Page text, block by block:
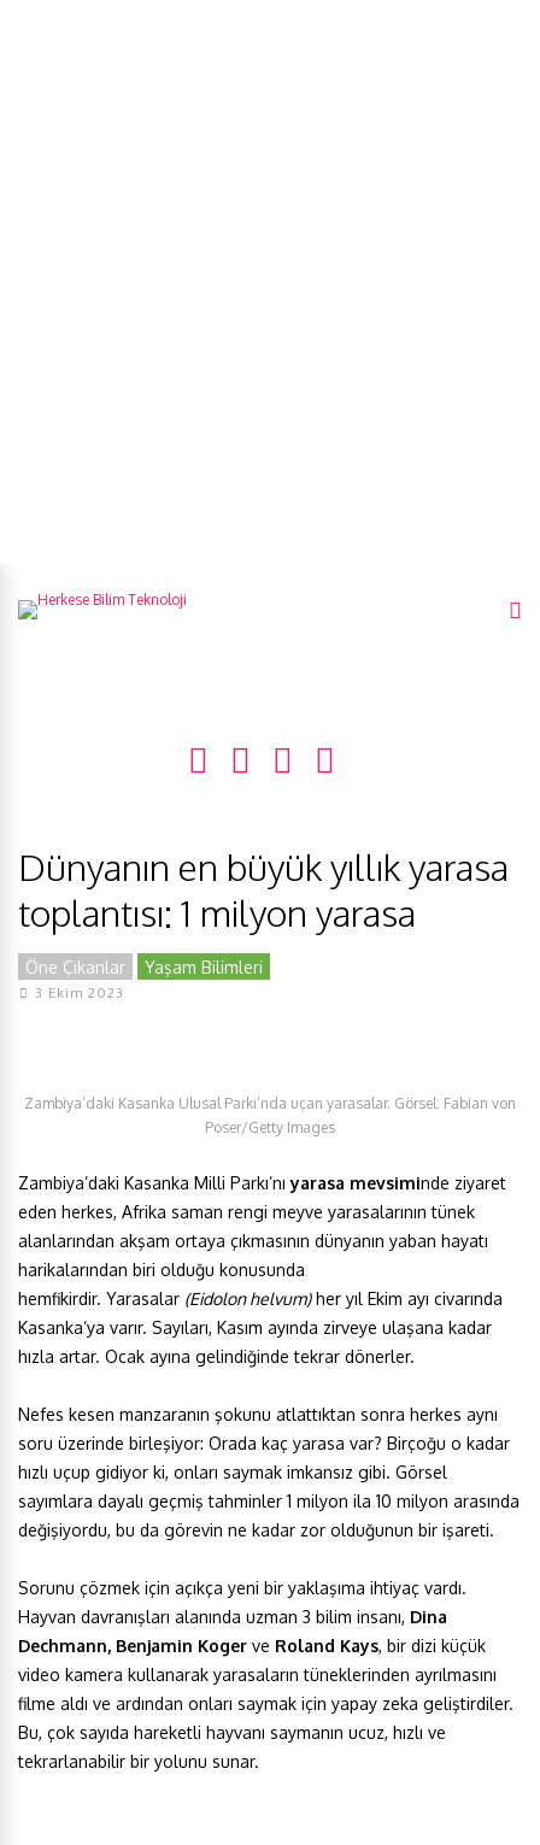
Dünyanın en büyük yıllık yarasa
toplantısı: 1 milyon yarasa
Öne Çıkanlar Yaşam Bilimleri
3 Ekim 2023
Zambiya’daki Kasanka Ulusal Parkı’nda uçan yarasalar. Görsel: Fabian von
Poser/Getty Images
Zambiya’daki Kasanka Milli Parkı’nıyarasa mevsiminde ziyaret
eden herkes, Afrika saman rengi meyve yarasalarının tünek
alanlarından akşam ortaya çıkmasının dünyanın yaban hayatı
harikalarından biri olduğu konusunda
hemfikirdir. Yarasalar (Eidolon helvum)her yıl Ekim ayı civarında
Kasanka’ya varır. Sayıları, Kasım ayında zirveye ulaşana kadar
hızla artar. Ocak ayına gelindiğinde tekrar dönerler.
Nefes kesen manzaranın şokunu atlattıktan sonra herkes aynı
soru üzerinde birleşiyor: Orada kaç yarasa var? Birçoğu o kadar
hızlı uçup gidiyor ki, onları saymak imkansız gibi. Görsel
sayımlara dayalı geçmiş tahminler 1 milyon ila 10 milyon arasında
değişiyordu, bu da görevin ne kadar zor olduğunun bir işareti.
Sorunu çözmek için açıkça yeni bir yaklaşıma ihtiyaç vardı.
Hayvan davranışları alanında uzman 3 bilim insanı, Dina
Dechmann, Benjamin Koger ve Roland Kays, bir dizi küçük
video kamera kullanarak yarasaların tüneklerinden ayrılmasını
filme aldı ve ardından onları saymak için yapay zeka geliştirdiler.
Bu, çok sayıda hareketli hayvanı saymanın ucuz, hızlı ve
tekrarlanabilir bir yolunu sunar.